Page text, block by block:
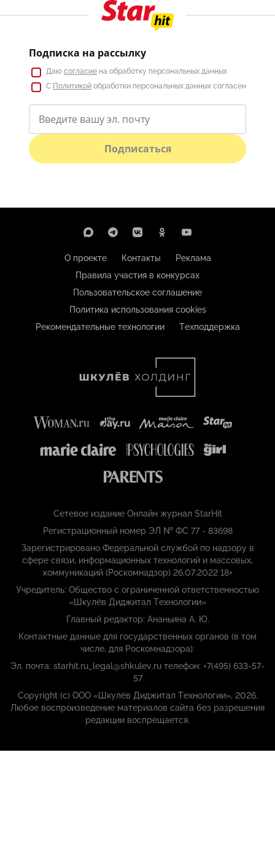
Подписка на рассылку
Даю согласие на обработку персональных данных
С Политикой обработки персональных данных согласен
Подписаться
О проекте Контакты
Реклама
Правила участия в конкурсах
Пользовательское соглашение
Политика использования cookies
Рекомендательные технологии
Техподдержка
Сетевое издание Онлайн журнал StarHit
Регистрационный номер ЭЛ № ФС 77 - 83698
Зарегистрировано Федеральной службой по надзору в
сфере связи, информационных технологий и массовых,
коммуникаций (Роскомнадзор) 26.07.2022 18+
Учредитель: Общество с ограниченной ответственностью
«Шкулёв Диджитал Технологии»
Главный редактор: Ананьина А. Ю.
Контактные данные для государственных органов (в том
числе, для Роскомнадзора):
Эл. почта: starhit.ru_legal@shkulev.ru телефон: +7(495) 633-57-
57
Copyright (с) ООО «Шкулёв Диджитал Технологии», 2026.
Любое воспроизведение материалов сайта без разрешения
редакции воспрещается.